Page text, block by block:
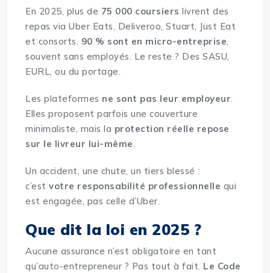
En 2025, plus de 75 000 coursiers livrent des
repas via Uber Eats, Deliveroo, Stuart, Just Eat
et consorts. 90 % sont en micro-entreprise,
souvent sans employés. Le reste ? Des SASU,
EURL, ou du portage.
Les plateformes ne sont pas leur employeur.
Elles proposent parfois une couverture
minimaliste, mais la protection réelle repose
sur le livreur lui-même.
Un accident, une chute, un tiers blessé :
c’estvotre responsabilité professionnelle qui
est engagée, pas celle d’Uber.
Que dit la loi en 2025 ?
Aucune assurance n’est obligatoire en tant
qu’auto-entrepreneur ? Pas tout à fait. Le Code